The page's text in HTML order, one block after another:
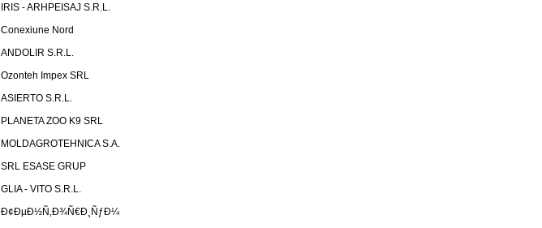
IRIS - ARHPEISAJ S.R.L.
Conexiune Nord
ANDOLIR S.R.L.
Ozonteh Impex SRL
ASIERTO S.R.L.
PLANETA ZOO K9 SRL
MOLDAGROTEHNICA S.A.
SRL ESASE GRUP
GLIA - VITO S.R.L.
Ð¢ÐµÐ½Ñ‚Ð¾Ñ€Ð¸ÑƒÐ¼